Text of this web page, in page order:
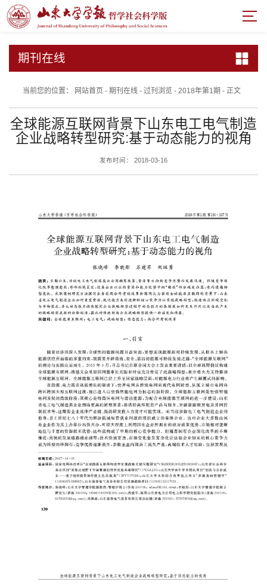
期刊在线
当前您的位置： 网站首页- 期刊在线 - 过刊浏览- 2018年第1期 - 正文
全球能源互联网背景下山东电工电气制造
企业战略转型研究:基于动态能力的视角
发布时间： 2018-03-16